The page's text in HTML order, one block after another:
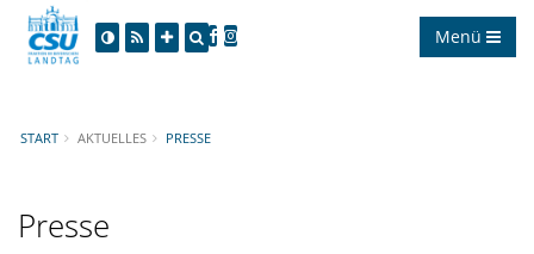
Menü
START AKTUELLES PRESSE
Presse